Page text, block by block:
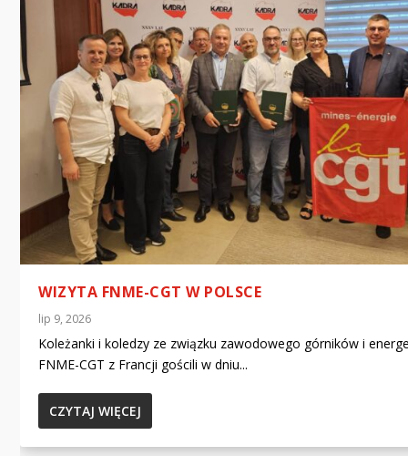
WIZYTA FNME-CGT W POLSCE
lip 9, 2026
Koleżanki i koledzy ze związku zawodowego górników i
FNME-CGT z Francji gościli w dniu...
CZYTAJ WIĘCEJ